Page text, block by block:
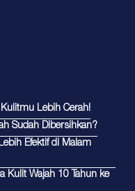
Kulitmu Lebih Cerah!
Sudah Dibersihkan?
Efektif di Malam
Kulit Wajah 10 Tahun ke